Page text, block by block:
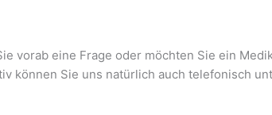
vorab eine Frage oder möchten Sie ein
können Sie uns natürlich auch telefonisch